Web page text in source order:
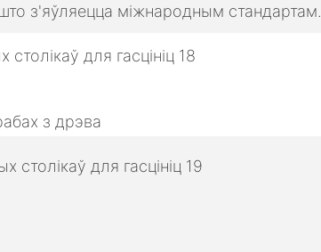
з'яўляецца міжнародным стандартам.
з дрэва